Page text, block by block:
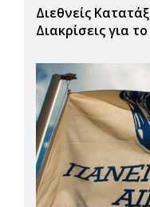
Διεθνείς
Διακρίσεις για